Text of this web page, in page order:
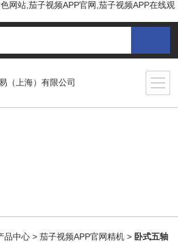
网站,茄子视频APP官网,茄子视频APP在线观
品中心 >茄子视频APP官网精机 > 卧式五轴